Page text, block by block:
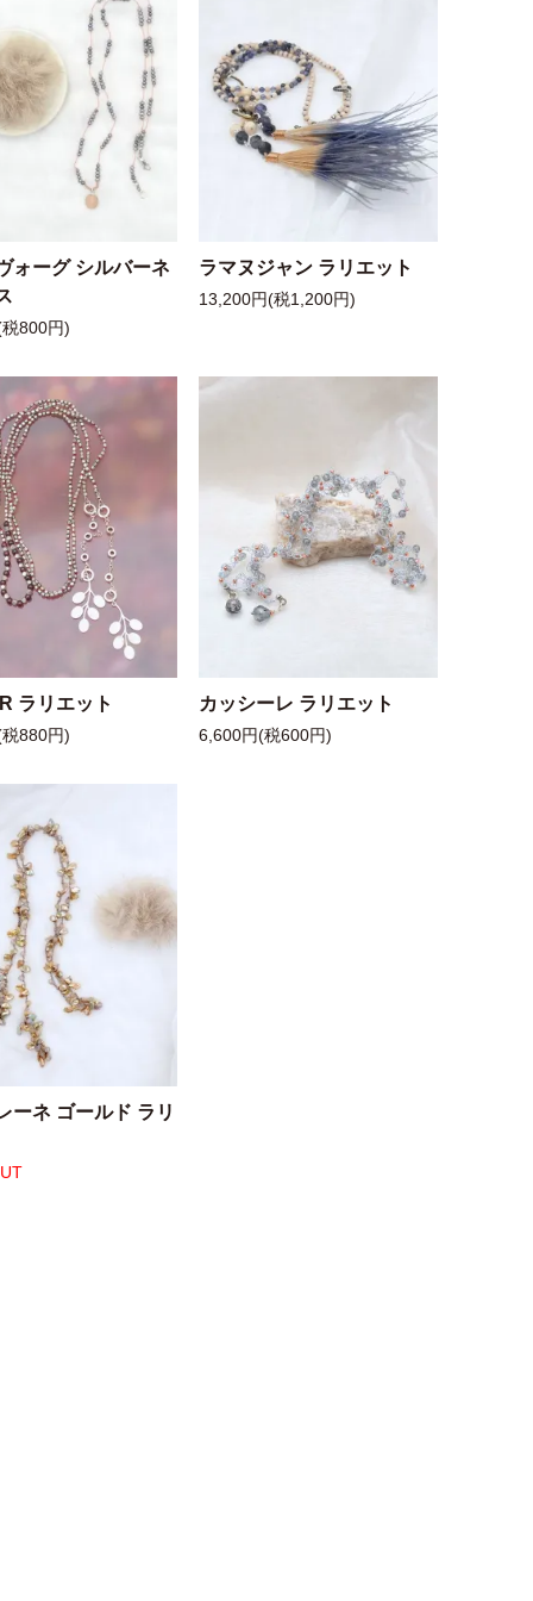
ォーグ シルバーネ
800円)
ラマヌジャン ラリエット
13,200円(税1,200円)
ラリエット
880円)
カッシーレ ラリエット
6,600円(税600円)
ーネ ゴールド ラリ